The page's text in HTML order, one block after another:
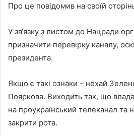
Про це повідомив на своїй
У зв‘язку з листом до Нацради
призначити перевірку каналу,
президента.
Якщо є такі ознаки – нехай
Пояркова. Виходить так, що
на проукраїнський телеканал та
закрити рота.